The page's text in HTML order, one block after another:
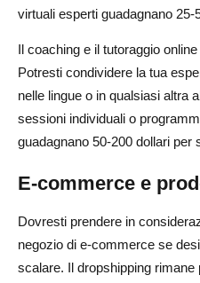
virtuali esperti guadagnano 25-
Il coaching e il tutoraggio
Potresti condividere la tua
nelle lingue o in qualsiasi altra
sessioni individuali o
guadagnano 50-200 dollari per
E-commerce e
Dovresti prendere in
negozio di e-commerce se
scalare. Il dropshipping rimane